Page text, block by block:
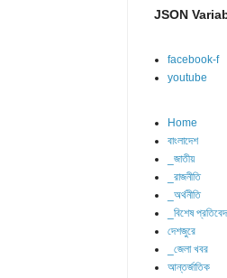
JSON
facebook-f
youtube
Home
বাংলাদেশ
_জাতীয়
_রাজনীতি
_অর্থনীতি
_বিশেষ
দেশজুরে
_জেলা খবর
আন্তর্জাতিক